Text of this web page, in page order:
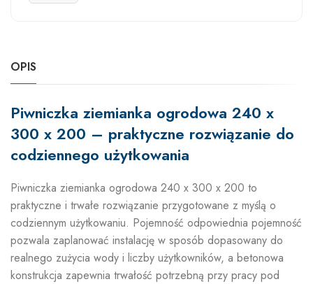
OPIS
Piwniczka ziemianka ogrodowa 240 x
300 x 200 – praktyczne rozwiązanie do
codziennego użytkowania
Piwniczka ziemianka ogrodowa 240 x 300 x 200 to
praktyczne i trwałe rozwiązanie przygotowane z myślą o
codziennym użytkowaniu. Pojemność odpowiednia pojemność
pozwala zaplanować instalację w sposób dopasowany do
realnego zużycia wody i liczby użytkowników, a betonowa
konstrukcja zapewnia trwałość potrzebną przy pracy pod